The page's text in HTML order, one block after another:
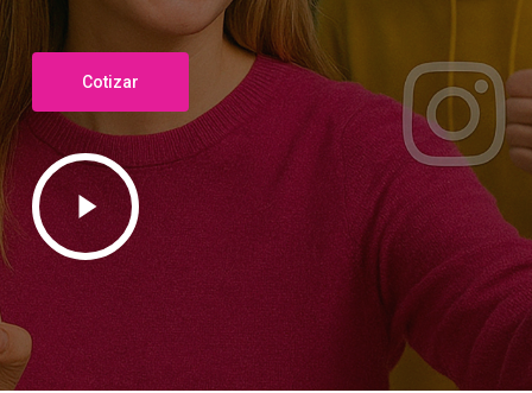
Cotizar
Play
Video